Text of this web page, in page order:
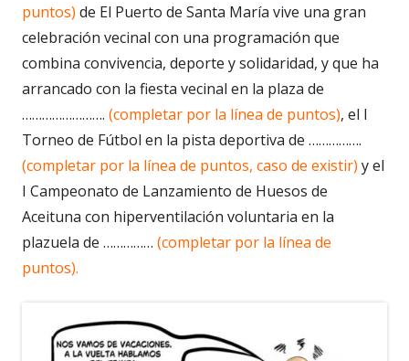
puntos) de El Puerto de Santa María vive una gran
celebración vecinal con una programación que
combina convivencia, deporte y solidaridad, y que ha
arrancado con la fiesta vecinal en la plaza de
……………………. (completar por la línea de puntos), el I
Torneo de Fútbol en la pista deportiva de …………….
(completar por la línea de puntos, caso de existir) y el
I Campeonato de Lanzamiento de Huesos de
Aceituna con hiperventilación voluntaria en la
plazuela de …………… (completar por la línea de
puntos).